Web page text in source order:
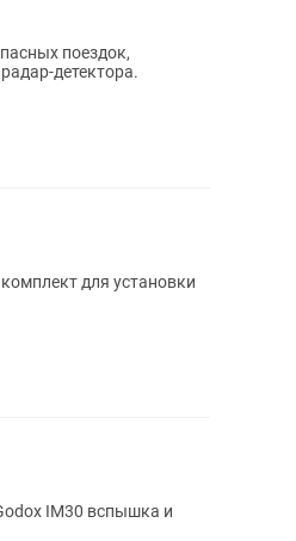
поездок,
детектора.
для установки